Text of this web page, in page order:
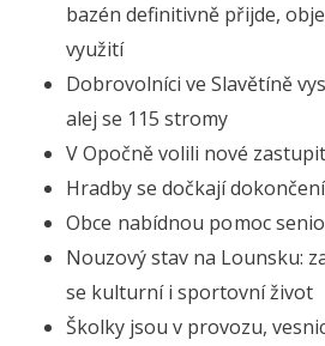
bazén definitivně přijde,
využití
Dobrovolníci ve Slavětíně
alej se 115 stromy
V Opočně volili nové
Hradby se dočkají
Obce nabídnou pomoc
Nouzový stav na Lounsku:
se kulturní i sportovní život
Školky jsou v provozu,